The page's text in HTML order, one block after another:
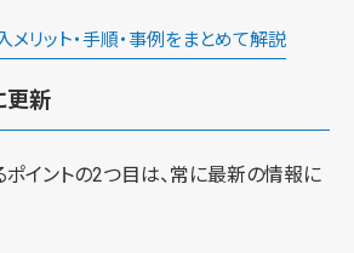
メリット・手順・事例をまとめて解説
更新
イントの2つ目は、常に最新の情報に